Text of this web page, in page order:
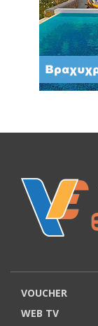
VOUCHER
WEB TV